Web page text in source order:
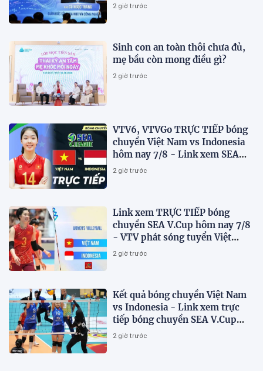
2 giờ trước
Sinh con an toàn thôi chưa đủ,
mẹ bầu còn mong điều gì?
2 giờ trước
VTV6, VTVGo TRỰC TIẾP bóng
chuyền Việt Nam vs Indonesia
hôm nay 7/8 - Link xem SEA
V.Cup 2026 mới nhất
2 giờ trước
Link xem TRỰC TIẾP bóng
chuyền SEA V.Cup hôm nay 7/8
- VTV phát sóng tuyển Việt
Nam đấu Indonesia
2 giờ trước
Kết quả bóng chuyền Việt Nam
vs Indonesia - Link xem trực
tiếp bóng chuyền SEA V.Cup
2026 trên VTV
2 giờ trước